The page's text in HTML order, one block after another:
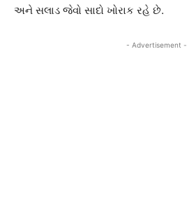
અને સલાડ જેવો સાદો ખોરાક રહે છે.
- Advertisement -